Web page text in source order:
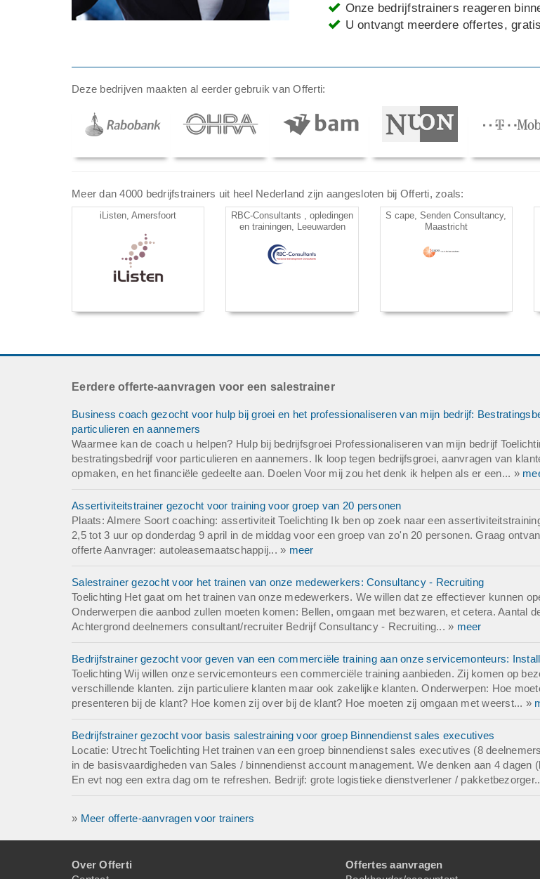
Onze bedrijfstrainers reageren
U ontvangt meerdere offertes,
Deze bedrijven maakten al eerder gebruik van Offerti:
Meer dan 4000 bedrijfstrainers uit heel Nederland zijn aangesloten bij Offerti, zoals:
iListen, Amersfoort
RBC-Consultants , opledingen
en trainingen, Leeuwarden
S cape, Senden Consultancy,
Maastricht
Eerdere offerte-aanvragen voor een salestrainer
Business coach gezocht voor hulp bij groei en het professionaliseren van mijn bedrijf:
particulieren en aannemers
Waarmee kan de coach u helpen? Hulp bij bedrijfsgroei Professionaliseren van mijn bedrijf
bestratingsbedrijf voor particulieren en aannemers. Ik loop tegen bedrijfsgroei, aanvragen van
opmaken, en het financiële gedeelte aan. Doelen Voor mij zou het denk ik helpen als er een... »
Assertiviteitstrainer gezocht voor training voor groep van 20 personen
Plaats: Almere Soort coaching: assertiviteit Toelichting Ik ben op zoek naar een
2,5 tot 3 uur op donderdag 9 april in de middag voor een groep van zo'n 20 personen. Graag
offerte Aanvrager: autoleasemaatschappij... » meer
Salestrainer gezocht voor het trainen van onze medewerkers: Consultancy - Recruiting
Toelichting Het gaat om het trainen van onze medewerkers. We willen dat ze effectiever kunnen
Onderwerpen die aanbod zullen moeten komen: Bellen, omgaan met bezwaren, et cetera. Aantal
Achtergrond deelnemers consultant/recruiter Bedrijf Consultancy - Recruiting... » meer
Bedrijfstrainer gezocht voor geven van een commerciële training aan onze servicemonteurs:
Toelichting Wij willen onze servicemonteurs een commerciële training aanbieden. Zij komen op
verschillende klanten. zijn particuliere klanten maar ook zakelijke klanten. Onderwerpen: Hoe
presenteren bij de klant? Hoe komen zij over bij de klant? Hoe moeten zij omgaan met weerst... »
Bedrijfstrainer gezocht voor basis salestraining voor groep Binnendienst sales executives
Locatie: Utrecht Toelichting Het trainen van een groep binnendienst sales executives (8
in de basisvaardigheden van Sales / binnendienst account management. We denken aan 4 dagen
En evt nog een extra dag om te refreshen. Bedrijf: grote logistieke dienstverlener /
» Meer offerte-aanvragen voor trainers
Over Offerti
Offertes aanvragen